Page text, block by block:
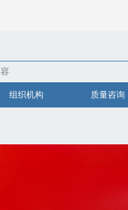
组织机构 质量咨询